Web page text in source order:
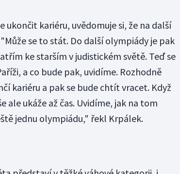
ukončit kariéru, uvědomuje si, že na další
se to stát. Do další olympiády je pak
ke starším v judistickém světě. Teď se
a co bude pak, uvidíme. Rozhodně
kariéru a pak se bude chtít vracet. Když
ale ukáže až čas. Uvidíme, jak na tom
jednu olympiádu," řekl Krpálek.